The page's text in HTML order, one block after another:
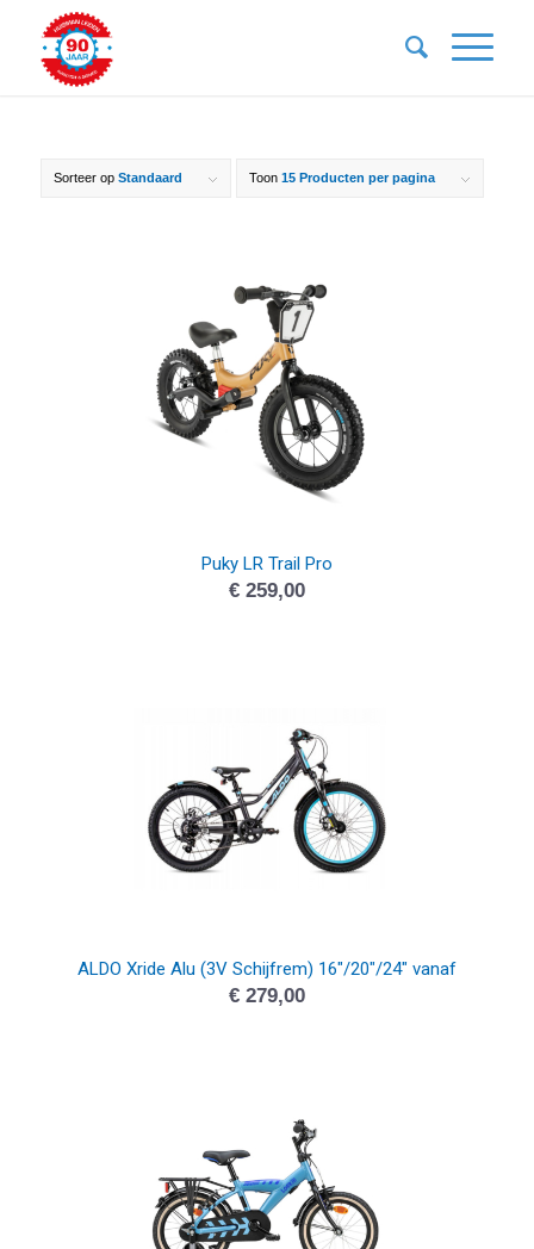
Sorteer op Standaard Toon 15 Producten per pagina
Puky LR Trail Pro
€259,00
ALDO Xride Alu (3V Schijfrem) 16″/20″/24″ vanaf
€279,00